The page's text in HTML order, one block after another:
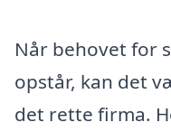
Når behovet for
opstår, kan det
det rette firma.